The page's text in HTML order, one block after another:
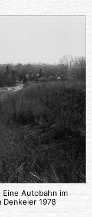
Autobahn im
1978